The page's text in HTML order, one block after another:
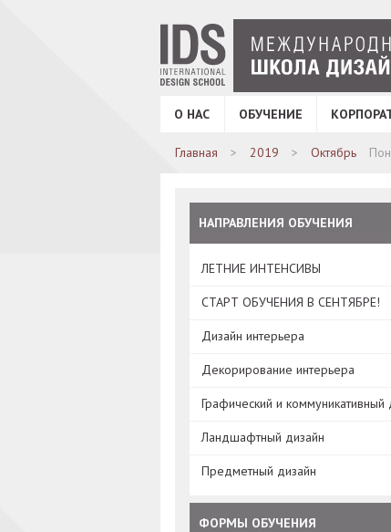
О НАС ОБУЧЕНИЕ
Главная 2019 Октябрь
НАПРАВЛЕНИЯ ОБУЧЕНИЯ
ЛЕТНИЕ ИНТЕНСИВЫ
СТАРТ ОБУЧЕНИЯ В СЕНТЯБРЕ!
Дизайн интерьера
Декорирование интерьера
Графический и коммуникативный
Ландшафтный дизайн
Предметный дизайн
ФОРМЫ ОБУЧЕНИЯ